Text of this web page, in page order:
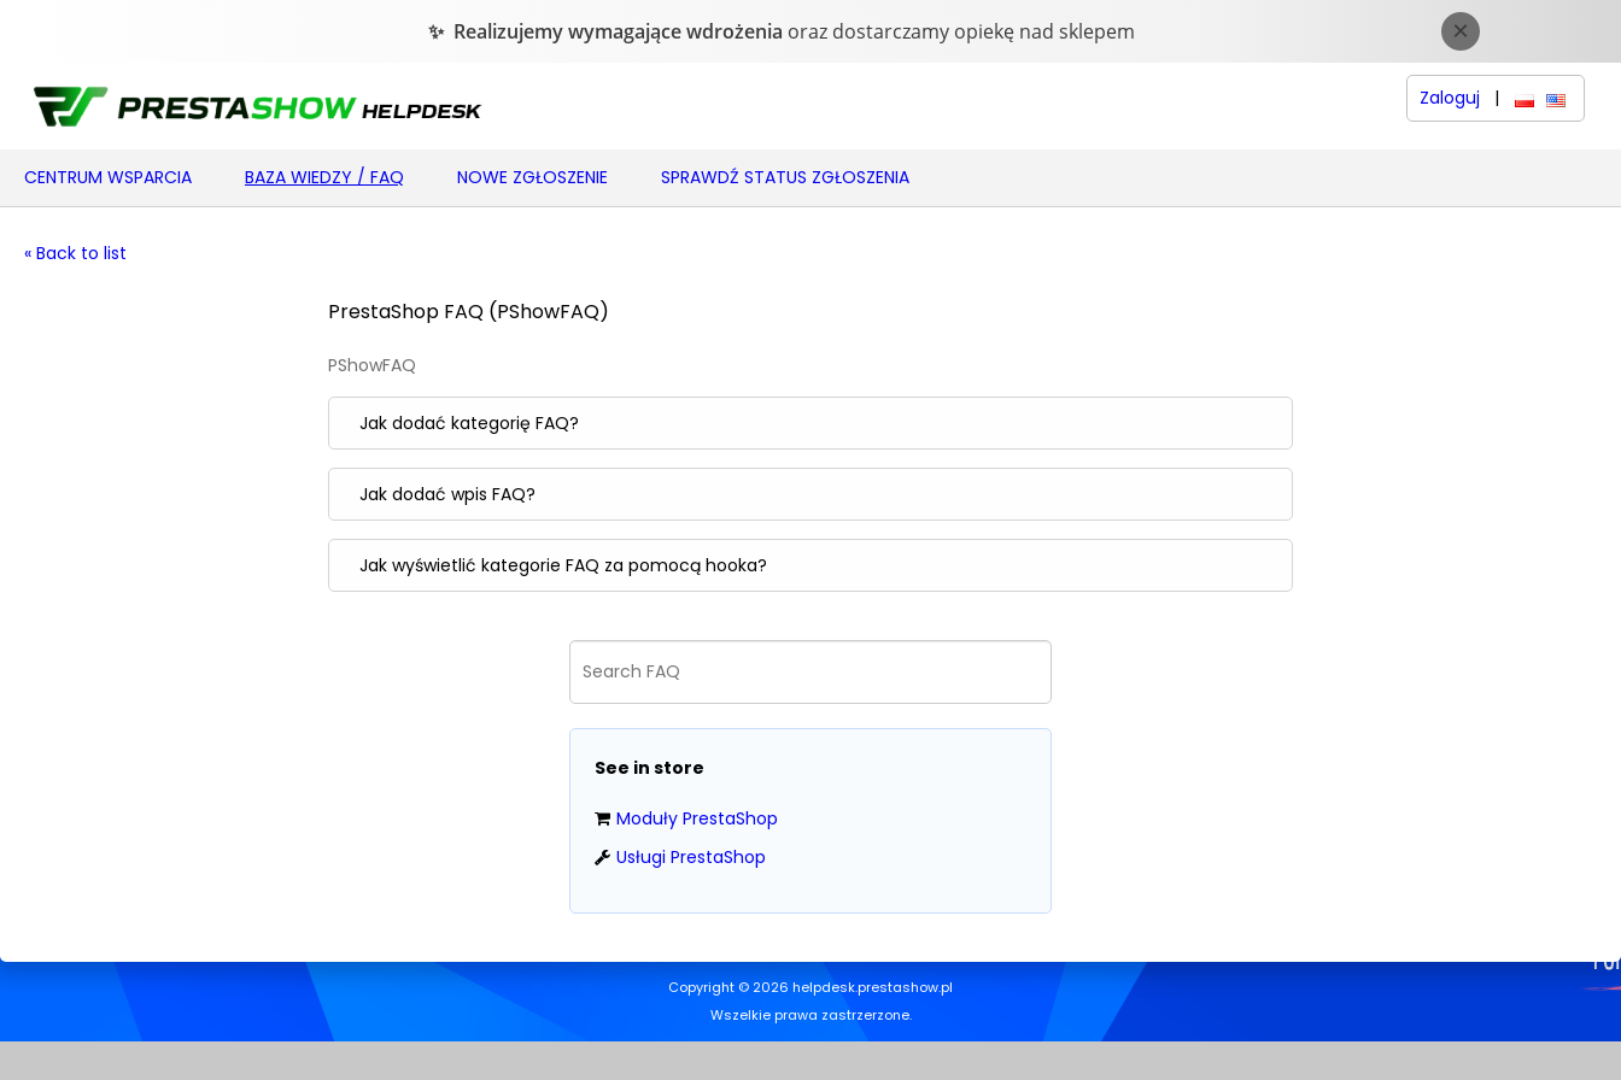
Zaloguj | polskiEnglish
CENTRUM WSPARCIA BAZA WIEDZY / FAQ NOWE ZGŁOSZENIE SPRAWDŹ STATUS ZGŁOSZENIA
« Back to list
PrestaShop FAQ (PShowFAQ)
PShowFAQ
Jak dodać kategorię FAQ?
Jak dodać wpis FAQ?
Jak wyświetlić kategorie FAQ za pomocą hooka?
See in store
Moduły PrestaShop
Usługi PrestaShop
Copyright © 2026 helpdesk.prestashow.pl
Wszelkie prawa zastrzerzone.